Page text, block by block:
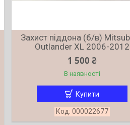
Захист піддона (б/в)
Outlander XL 2006-2012
1 500 ₴
В наявності
Купити
000022677